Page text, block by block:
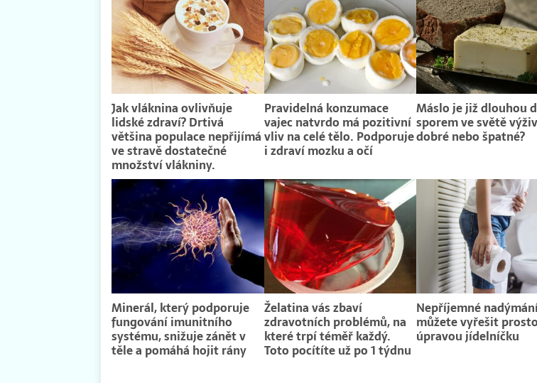
Jak vláknina ovlivňuje
lidské zdraví? Drtivá
většina populace nepřijímá
ve stravě dostatečné
množství vlákniny.
Pravidelná konzumace
vajec natvrdo má pozitivní
vliv na celé tělo. Podporuje
i zdraví mozku a očí
Máslo je již dlouhou
sporem ve světě
dobré nebo špatné?
Minerál, který podporuje
fungování imunitního
systému, snižuje zánět v
těle a pomáhá hojit rány
Želatina vás zbaví
zdravotních problémů, na
které trpí téměř každý.
Toto pocítíte už po 1 týdnu
Nepříjemné
můžete vyřešit
úpravou jídelníčku